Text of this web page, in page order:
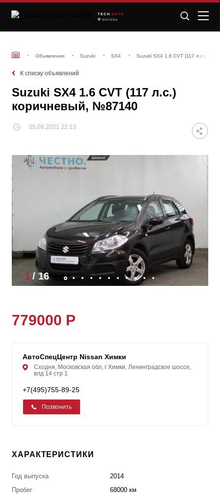
TECH /AUTO
МОСКВА
Объявления Suzuki SX4 Suzuki SX4 1.6 CVT (117 л.с.)
К списку объявлений
Suzuki SX4 1.6 CVT (117 л.с.)
коричневый, №87140
05.09.2021 22:13
1/ 16
779000 Р
АвтоСпецЦентр Nissan Химки
Сходня, Московская обл, г Химки, Ленинградское шоссе,
влд 14 стр 1
+7(495)755-89-25
Позвонить
ХАРАКТЕРИСТИКИ
Год выпуска
2014
Пробег
68000 км